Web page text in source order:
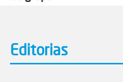
Editorias